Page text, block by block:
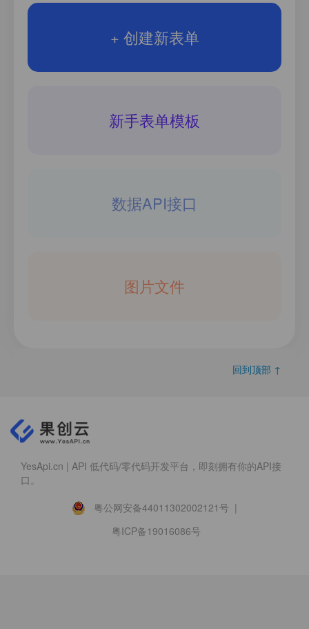
+ 创建新表单
新手表单模板
数据API接口
图片文件
回到顶部 ↑
YesApi.cn | API 低代码/零代码开发平台，即刻拥有你的API接
口。
粤公网安备44011302002121号 |
粤ICP备19016086号